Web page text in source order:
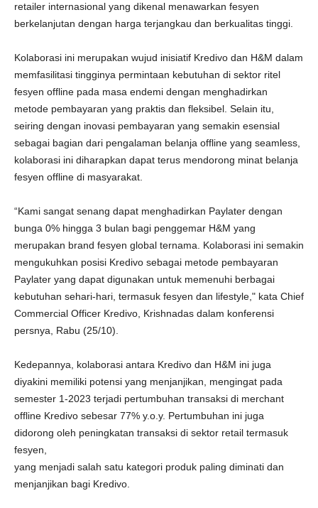
retailer internasional yang dikenal menawarkan fesyen
berkelanjutan dengan harga terjangkau dan berkualitas tinggi.
Kolaborasi ini merupakan wujud inisiatif Kredivo dan H&M dalam
memfasilitasi tingginya permintaan kebutuhan di sektor ritel
fesyen offline pada masa endemi dengan menghadirkan
metode pembayaran yang praktis dan fleksibel. Selain itu,
seiring dengan inovasi pembayaran yang semakin esensial
sebagai bagian dari pengalaman belanja offline yang seamless,
kolaborasi ini diharapkan dapat terus mendorong minat belanja
fesyen offline di masyarakat.
“Kami sangat senang dapat menghadirkan Paylater dengan
bunga 0% hingga 3 bulan bagi penggemar H&M yang
merupakan brand fesyen global ternama. Kolaborasi ini semakin
mengukuhkan posisi Kredivo sebagai metode pembayaran
Paylater yang dapat digunakan untuk memenuhi berbagai
kebutuhan sehari-hari, termasuk fesyen dan lifestyle," kata Chief
Commercial Officer Kredivo, Krishnadas dalam konferensi
persnya, Rabu (25/10).
Kedepannya, kolaborasi antara Kredivo dan H&M ini juga
diyakini memiliki potensi yang menjanjikan, mengingat pada
semester 1-2023 terjadi pertumbuhan transaksi di merchant
offline Kredivo sebesar 77% y.o.y. Pertumbuhan ini juga
didorong oleh peningkatan transaksi di sektor retail termasuk
fesyen,
yang menjadi salah satu kategori produk paling diminati dan
menjanjikan bagi Kredivo.